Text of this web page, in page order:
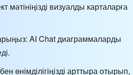
мәтініңізді визуалды карталарға
AI Chat диаграммаларды
өнімділігіңізді арттыра отырып,